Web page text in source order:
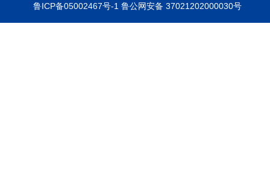
鲁ICP备05002467号-1 鲁公网安备 37021202000030号